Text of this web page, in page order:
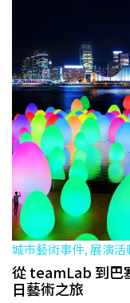
城市藝術事件, 展演活
從 teamLab 到巴
日藝術之旅